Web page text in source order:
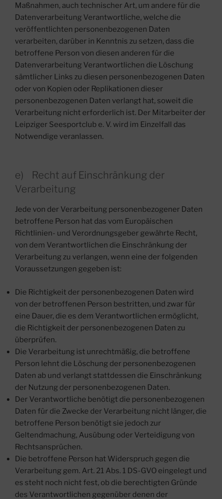
Maßnahmen, auch technischer Art, um andere für die
Datenverarbeitung Verantwortliche, welche die
veröffentlichten personenbezogenen Daten
verarbeiten, darüber in Kenntnis zu setzen, dass die
betroffene Person von diesen anderen für die
Datenverarbeitung Verantwortlichen die Löschung
sämtlicher Links zu diesen personenbezogenen Daten
oder von Kopien oder Replikationen dieser
personenbezogenen Daten verlangt hat, soweit die
Verarbeitung nicht erforderlich ist. Der Mitarbeiter der
Leipziger Seesportclub e. V. wird im Einzelfall das
Notwendige veranlassen.
e) Recht auf Einschränkung der
Verarbeitung
Jede von der Verarbeitung personenbezogener Daten
betroffene Person hat das vom Europäischen
Richtlinien- und Verordnungsgeber gewährte Recht,
von dem Verantwortlichen die Einschränkung der
Verarbeitung zu verlangen, wenn eine der folgenden
Voraussetzungen gegeben ist:
Die Richtigkeit der personenbezogenen Daten wird
von der betroffenen Person bestritten, und zwar für
eine Dauer, die es dem Verantwortlichen ermöglicht,
die Richtigkeit der personenbezogenen Daten zu
überprüfen.
Die Verarbeitung ist unrechtmäßig, die betroffene
Person lehnt die Löschung der personenbezogenen
Daten ab und verlangt stattdessen die Einschränkung
der Nutzung der personenbezogenen Daten.
Der Verantwortliche benötigt die personenbezogenen
Daten für die Zwecke der Verarbeitung nicht länger, die
betroffene Person benötigt sie jedoch zur
Geltendmachung, Ausübung oder Verteidigung von
Rechtsansprüchen.
Die betroffene Person hat Widerspruch gegen die
Verarbeitung gem. Art. 21 Abs. 1 DS-GVO eingelegt und
es steht noch nicht fest, ob die berechtigten Gründe
des Verantwortlichen gegenüber denen der